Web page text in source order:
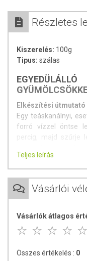
Részletes
Kiszerelés: 100g
Tipus: szálas
Elkészítési útmutató
Egy teáskanálnyi,
forró vízzel öntse
percig, majd szűrje
gazdag
frissítő, hideg tea
változatban is
Összetevők:
Tárolási feltételek:
Teljes leírás
Vásárlói
Vásárlók átlagos
Összes értékelés : 0